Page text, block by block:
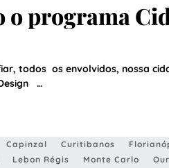
o programa
todos os envolvidos, nossa
…
Capinzal Curitibanos
Lebon Régis Monte Carlo